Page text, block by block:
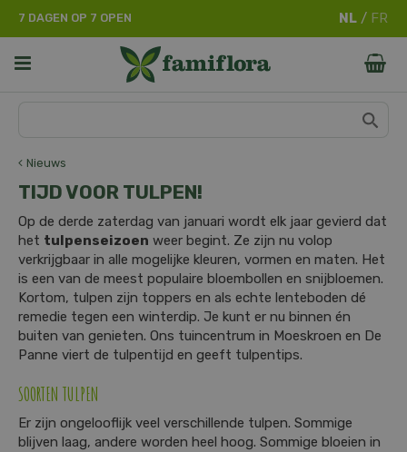
Nieuws
7 DAGEN OP 7 OPEN
TIJD VOOR TULPEN!
Op de derde zaterdag van januari wordt elk jaar gevierd dat
het tulpenseizoen weer begint. Ze zijn nu volop
verkrijgbaar in alle mogelijke kleuren, vormen en maten. Het
is een van de meest populaire bloembollen en snijbloemen.
Kortom, tulpen zijn toppers en als echte lenteboden dé
remedie tegen een winterdip. Je kunt er nu binnen én
buiten van genieten. Ons tuincentrum in Moeskroen en De
Panne viert de tulpentijd en geeft tulpentips.
SOORTEN TULPEN
Er zijn ongelooflijk veel verschillende tulpen. Sommige
blijven laag, andere worden heel hoog. Sommige bloeien in